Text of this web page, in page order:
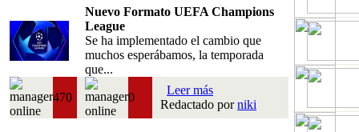
Nuevo Formato UEFA Champions
League
Se ha implementado el cambio que
muchos esperábamos, la temporada
que...
470 0
Leer más
Redactado porniki